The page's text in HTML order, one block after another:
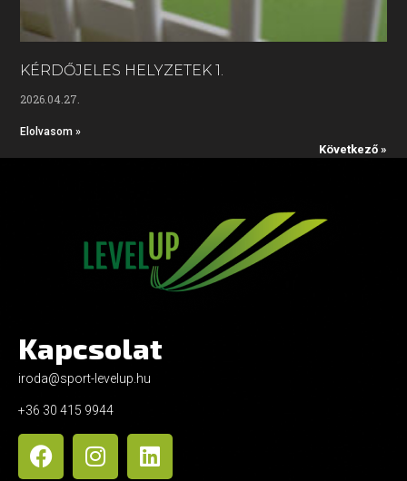
KÉRDŐJELES HELYZETEK 1.
2026.04.27.
Elolvasom »
Következő »
Kapcsolat
iroda@sport-levelup.hu
+36 30 415 9944